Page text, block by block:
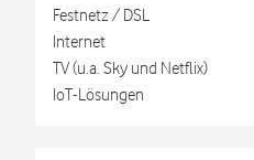
Festnetz / DSL
Internet
TV (u.a. Sky und Netflix)
IoT-Lösungen